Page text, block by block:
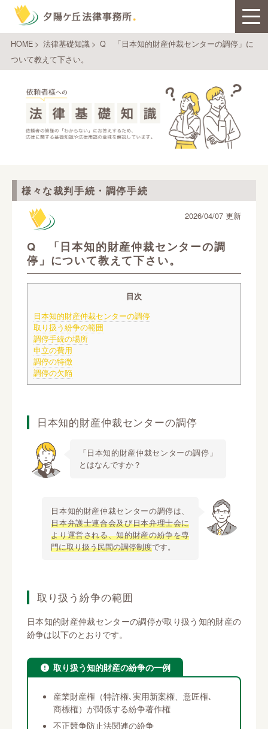
HOME> 法律基礎知識> Q 「日本知的財産仲裁センターの調停」に
ついて教えて下さい。
様々な裁判手続・調停手続
Q 「日本知的財産仲裁センターの調
停」について教えて下さい。
2026/04/07 更新
目次
日本知的財産仲裁センターの調停
取り扱う紛争の範囲
調停手続の場所
申立の費用
調停の特徴
調停の欠陥
日本知的財産仲裁センターの調停
「日本知的財産仲裁センターの調停」
とはなんですか？
日本知的財産仲裁センターの調停は、
日本弁護士連合会及び日本弁理士会に
より運営される、知的財産の紛争を専
門に取り扱う民間の調停制度です。
取り扱う紛争の範囲
日本知的財産仲裁センターの調停が取り扱う知的財産の
紛争は以下のとおりです。
取り扱う知的財産の紛争の一例
産業財産権（特許権､実用新案権、意匠権､
商標権）が関係する紛争著作権
不正競争防止法関連の紛争